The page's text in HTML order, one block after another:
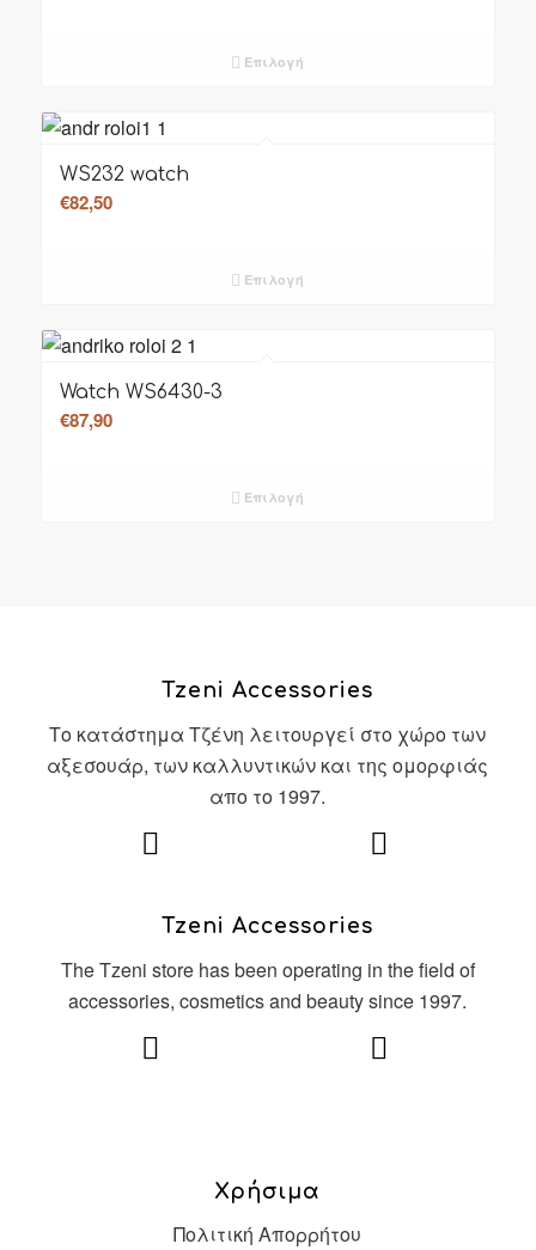
Επιλογή
WS232 watch
€82,50
Επιλογή
Watch WS6430-3
€87,90
Επιλογή
Tzeni Accessories
Το κατάστημα Τζένη λειτουργεί στο χώρο των
αξεσουάρ, των καλλυντικών και της ομορφιάς
απο το 1997.
Tzeni Accessories
The Tzeni store has been operating in the field of
accessories, cosmetics and beauty since 1997.
Χρήσιμα
Πολιτική Απορρήτου